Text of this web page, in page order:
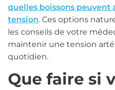
quelles boissons peuvent
tension. Ces options
les conseils de votre
maintenir une tension
quotidien.
Que faire si